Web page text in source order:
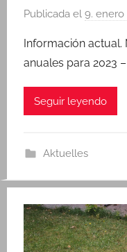
Publicada el 9. enero
Información
anuales para 2023 –
Seguir leyendo
Aktuelles